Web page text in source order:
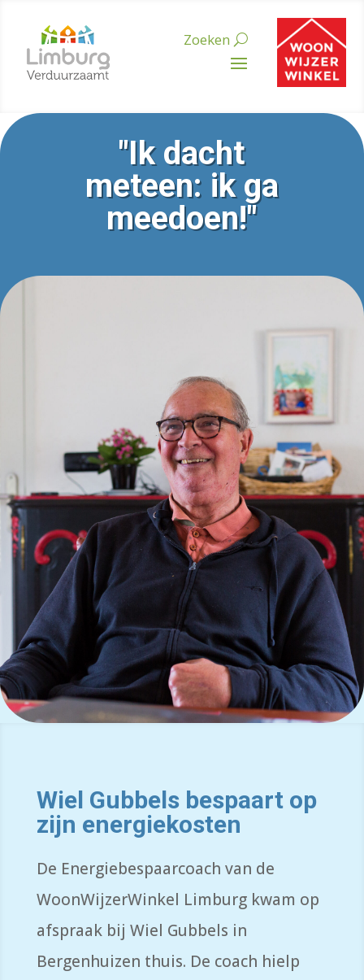
"Ik dacht
meteen: ik ga
meedoen!"
Wiel Gubbels bespaart op
zijn energiekosten
De Energiebespaarcoach van de
WoonWijzerWinkel Limburg kwam op
afspraak bij Wiel Gubbels in
Bergenhuizen thuis. De coach hielp